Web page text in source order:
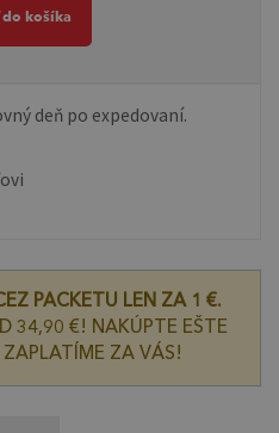
košíka
deň po expedovaní.
PACKETU LEN ZA 1 €.
34,90 €! NAKÚPTE EŠTE
ZA VÁS!